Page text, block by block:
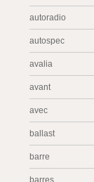
autoradio
autospec
avalia
avant
avec
ballast
barre
barres